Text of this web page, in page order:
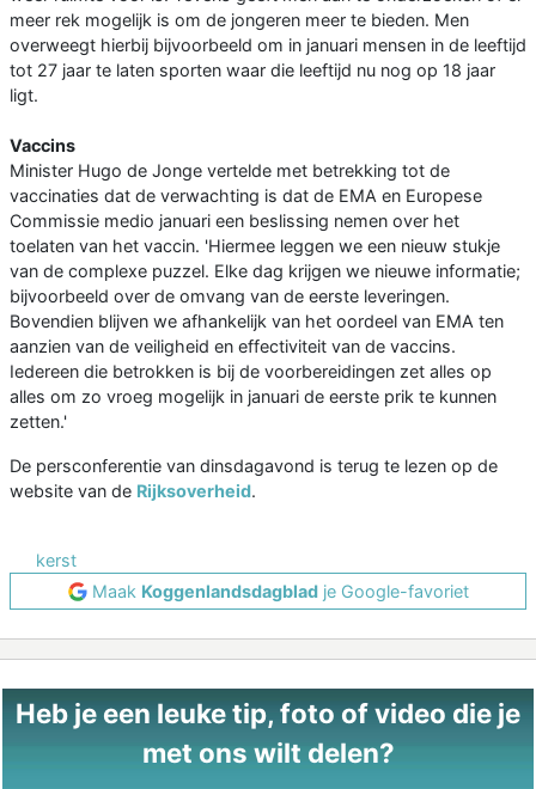
meer rek mogelijk is om de jongeren meer te bieden. Men
overweegt hierbij bijvoorbeeld om in januari mensen in de leeftijd
tot 27 jaar te laten sporten waar die leeftijd nu nog op 18 jaar
ligt.
Vaccins
Minister Hugo de Jonge vertelde met betrekking tot de
vaccinaties dat de verwachting is dat de EMA en Europese
Commissie medio januari een beslissing nemen over het
toelaten van het vaccin. 'Hiermee leggen we een nieuw stukje
van de complexe puzzel. Elke dag krijgen we nieuwe informatie;
bijvoorbeeld over de omvang van de eerste leveringen.
Bovendien blijven we afhankelijk van het oordeel van EMA ten
aanzien van de veiligheid en effectiviteit van de vaccins.
Iedereen die betrokken is bij de voorbereidingen zet alles op
alles om zo vroeg mogelijk in januari de eerste prik te kunnen
zetten.'
De persconferentie van dinsdagavond is terug te lezen op de
website van de Rijksoverheid.
kerst
Maak Koggenlandsdagbladje Google-favoriet
Heb je een leuke tip, foto of video die je
met ons wilt delen?